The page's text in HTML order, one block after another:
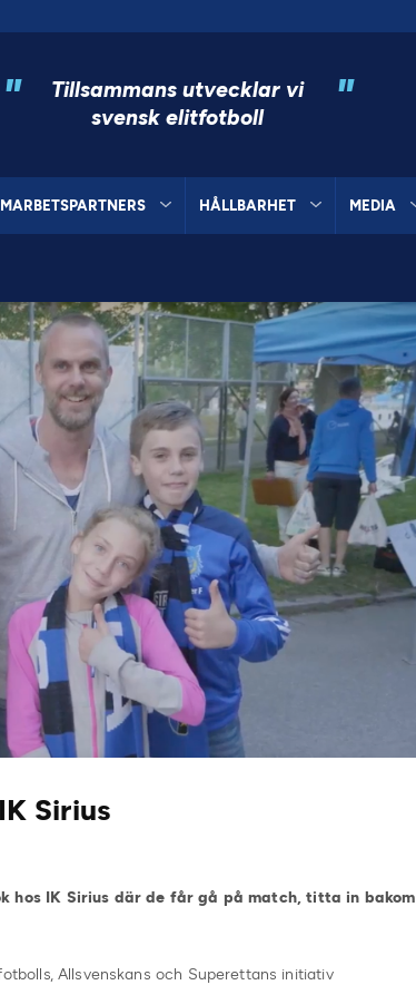
"
Tillsammans utvecklar vi
svensk elitfotboll
"
HÅLLBARHET MEDIA
Sirius
hos IK Sirius där de får gå på match, titta in bakom
Allsvenskans och Superettans initiativ